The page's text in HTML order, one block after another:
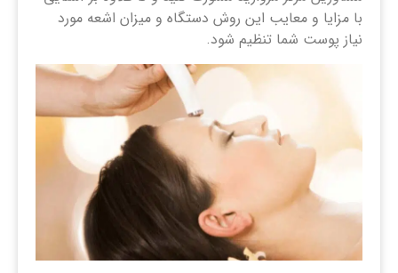
با مزایا و معایب این روش دستگاه و میزان اشعه مورد
نیاز پوست شما تنظیم شود.